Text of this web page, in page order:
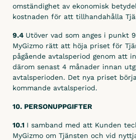
omständighet av ekonomisk
kostnaden för att tillhandahålla
9.4 Utöver vad som anges i punkt
MyGizmo rätt att höja priset för
pågående avtalsperiod genom att
därom senast 4 månader innan
avtalsperioden. Det nya priset
kommande avtalsperiod.
10. PERSONUPPGIFTER
10.1 I samband med att Kunden
MyGizmo om Tjänsten och vid